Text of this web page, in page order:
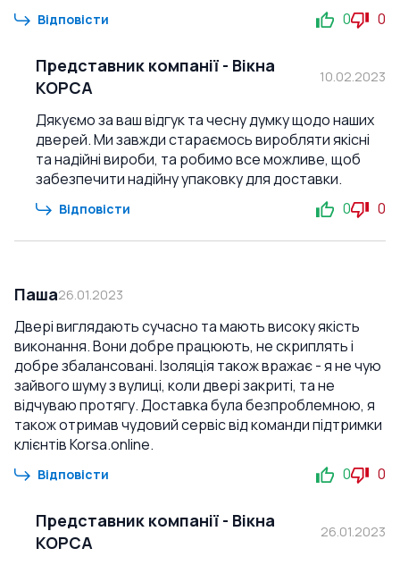
Відповісти 0 0
Представник компанії - Вікна
КОРСА
10.02.2023
Дякуємо за ваш відгук та чесну думку щодо наших
дверей. Ми завжди стараємось виробляти якісні
та надійні вироби, та робимо все можливе, щоб
забезпечити надійну упаковку для доставки.
Відповісти 0 0
Паша26.01.2023
Двері виглядають сучасно та мають високу якість
виконання. Вони добре працюють, не скриплять і
добре збалансовані. Ізоляція також вражає - я не чую
зайвого шуму з вулиці, коли двері закриті, та не
відчуваю протягу. Доставка була безпроблемною, я
також отримав чудовий сервіс від команди підтримки
клієнтів Korsa.online.
Відповісти 0 0
Представник компанії - Вікна
КОРСА
26.01.2023